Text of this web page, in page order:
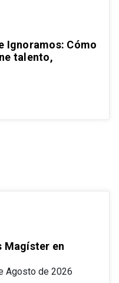
Ignoramos: Cómo
talento,
Magíster en
Agosto de 2026